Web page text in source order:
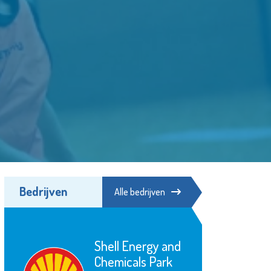
Bedrijven Alle bedrijven
Schiedam
Waterklaar